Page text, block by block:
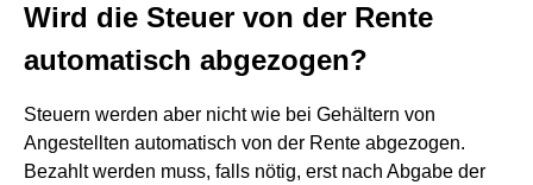
Wird die Steuer von der Rente
automatisch abgezogen?
Steuern werden aber nicht wie bei Gehältern von
Angestellten automatisch von der Rente abgezogen.
Bezahlt werden muss, falls nötig, erst nach Abgabe der